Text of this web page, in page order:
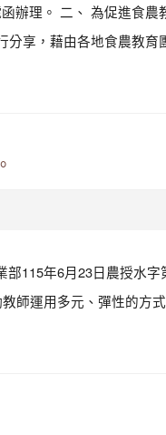
辦理。 二、 為促進食農
享，藉由各地食農教育
115年6月23日農授水字
師運用多元、彈性的方